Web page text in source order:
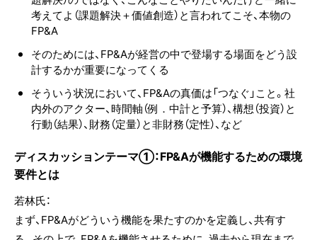
考えてよ（課題解決＋価値創造）と言われてこそ、本物の
FP&A
そのためには、FP&Aが経営の中で登場する場面をどう設
計するかが重要になってくる
そういう状況において、FP&Aの真価は「つなぐ」こと。社
内外のアクター、時間軸（例．中計と予算）、構想（投資）と
行動（結果）、財務（定量）と非財務（定性）、など
ディスカッションテーマ①：FP&Aが機能するための環境
要件とは
若林氏：
まず、FP&Aがどういう機能を果たすのかを定義し、共有す